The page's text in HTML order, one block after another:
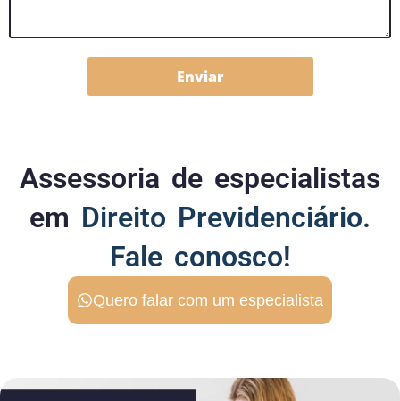
Enviar
Assessoria de especialistas
em Direito Previdenciário.
Fale conosco!
Quero falar com um especialista